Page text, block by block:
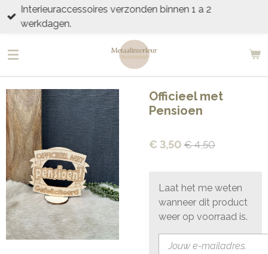
Ga
direct
de
Interieuraccessoires verzonden binnen 1 a 2
werkdagen.
Officieel met
Pensioen
€ 3,50 € 4,50
Laat het me weten
wanneer dit product
weer op voorraad is.